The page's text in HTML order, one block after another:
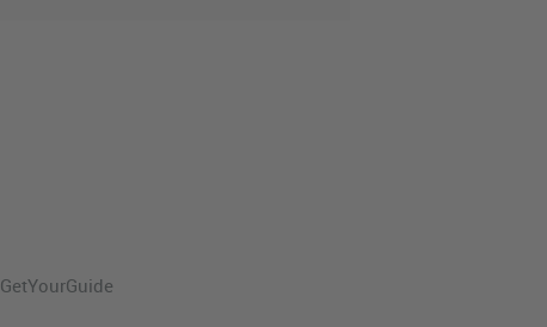
GetYourGuide